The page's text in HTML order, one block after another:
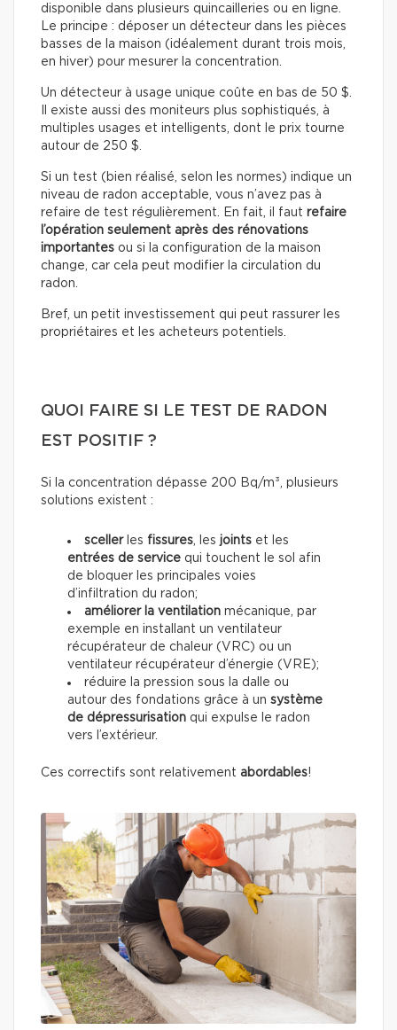
disponible dans plusieurs quincailleries ou en ligne.
Le principe : déposer un détecteur dans les pièces
basses de la maison (idéalement durant trois mois,
en hiver) pour mesurer la concentration.
Un détecteur à usage unique coûte en bas de 50 $.
Il existe aussi des moniteurs plus sophistiqués, à
multiples usages et intelligents, dont le prix tourne
autour de 250 $.
Si un test (bien réalisé, selon les normes) indique un
niveau de radon acceptable, vous n’avez pas à
refaire de test régulièrement. En fait, il faut refaire
l’opération seulement après des rénovations
importantes ou si la configuration de la maison
change, car cela peut modifier la circulation du
radon.
Bref, un petit investissement qui peut rassurer les
propriétaires et les acheteurs potentiels.
QUOI FAIRE SI LE TEST DE RADON
EST POSITIF ?
Si la concentration dépasse 200 Bq/m³, plusieurs
solutions existent :
sceller les fissures , les joints et les
entrées de service qui touchent le sol afin
de bloquer les principales voies
d’infiltration du radon;
améliorer la ventilation mécanique, par
exemple en installant un ventilateur
récupérateur de chaleur (VRC) ou un
ventilateur récupérateur d’énergie (VRE);
réduire la pression sous la dalle ou
autour des fondations grâce à un système
de dépressurisation qui expulse le radon
vers l’extérieur.
Ces correctifs sont relativement abordables!